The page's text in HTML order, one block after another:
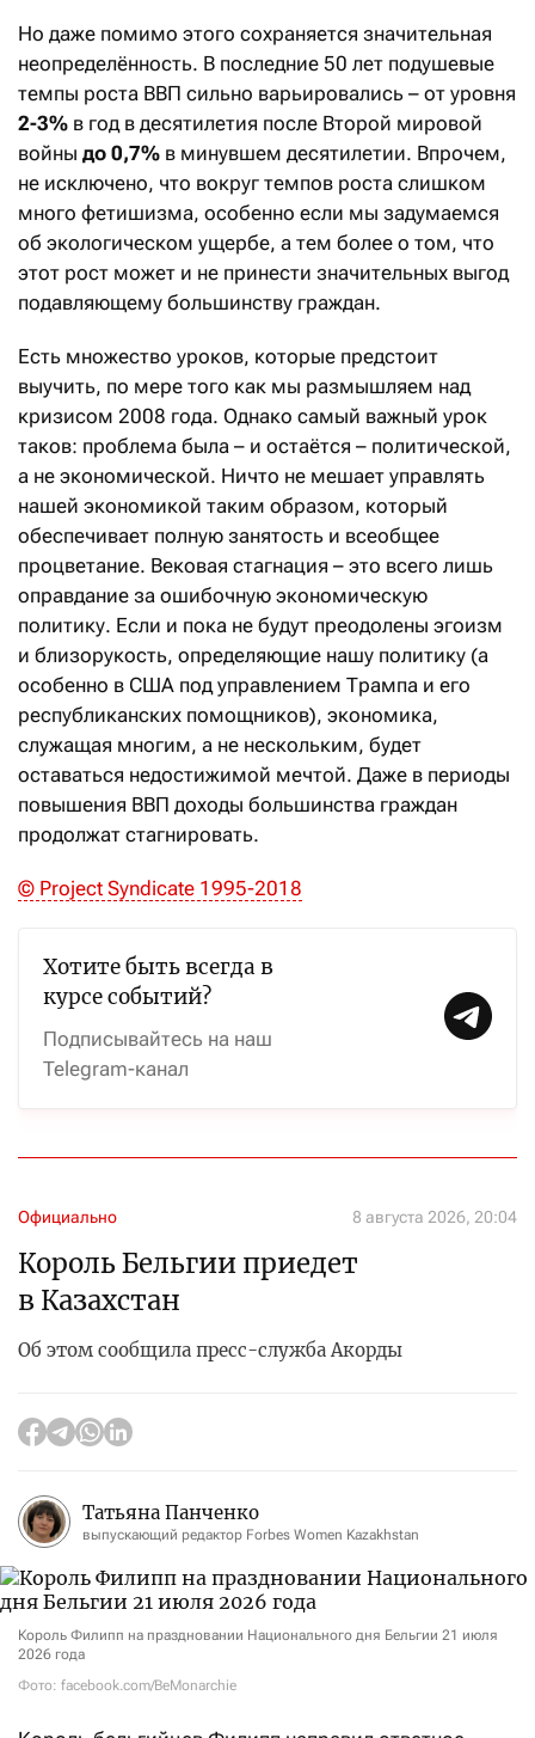
Но даже помимо этого сохраняется значительная
неопределённость. В последние 50 лет подушевые
темпы роста ВВП сильно варьировались – от уровня
2-3% в год в десятилетия после Второй мировой
войны до 0,7% в минувшем десятилетии. Впрочем,
не исключено, что вокруг темпов роста слишком
много фетишизма, особенно если мы задумаемся
об экологическом ущербе, а тем более о том, что
этот рост может и не принести значительных выгод
подавляющему большинству граждан.
Есть множество уроков, которые предстоит
выучить, по мере того как мы размышляем над
кризисом 2008 года. Однако самый важный урок
таков: проблема была – и остаётся – политической,
а не экономической. Ничто не мешает управлять
нашей экономикой таким образом, который
обеспечивает полную занятость и всеобщее
процветание. Вековая стагнация – это всего лишь
оправдание за ошибочную экономическую
политику. Если и пока не будут преодолены эгоизм
и близорукость, определяющие нашу политику (а
особенно в США под управлением Трампа и его
республиканских помощников), экономика,
служащая многим, а не нескольким, будет
оставаться недостижимой мечтой. Даже в периоды
повышения ВВП доходы большинства граждан
продолжат стагнировать.
© Project Syndicate 1995-2018
Хотите быть всегда в
курсе событий?
Подписывайтесь на наш
Telegram-канал
Официально 8 августа 2026, 20:04
Король Бельгии приедет
в Казахстан
Об этом сообщила пресс-служба Акорды
Татьяна Панченко
выпускающий редактор Forbes Women Kazakhstan
Король Филипп на праздновании Национального дня Бельгии 21 июля
2026 года
Фото: facebook.com/BeMonarchie